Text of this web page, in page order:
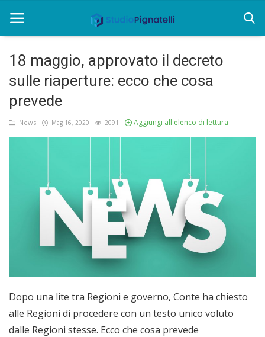
Home
Chi siamo
Rent
Approfondimenti
18 maggio, approvato il decreto
sulle riaperture: ecco che cosa
prevede
News Mag 16, 2020 2091 Aggiungi all'elenco di lettura
Dopo una lite tra Regioni e governo, Conte ha chiesto
alle Regioni di procedere con un testo unico voluto
dalle Regioni stesse. Ecco che cosa prevede